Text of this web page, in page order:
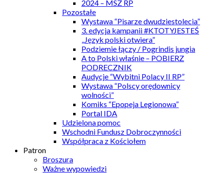
2024 – MSZ RP
Pozostałe
Wystawa “Pisarze dwudziestolecia”
3. edycja kampanii #KTOTYJESTEŚ
„Język polski otwiera”
Podziemie łączy / Pogrindis jungia
A to Polski właśnie – POBIERZ
PODRECZNIK
Audycje “Wybitni Polacy II RP”
Wystawa “Polscy orędownicy
wolności”
Komiks “Epopeja Legionowa”
Portal IDA
Udzielona pomoc
Wschodni Fundusz Dobroczynności
Współpraca z Kościołem
Patron
Broszura
Ważne wypowiedzi